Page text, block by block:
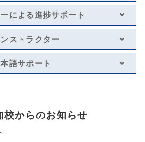
込）および 教材費が必要となります。
い方（通学ペース）により通学期間目安、受講料は異
れております。
ら安心スタート
イアル
による進捗サポート
ストラクター
語サポート
校からのお知らせ